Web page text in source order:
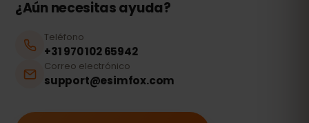
¿Aún necesitas ayuda?
Teléfono
+31 970 102 65942
Correo electrónico
support@esimfox.com